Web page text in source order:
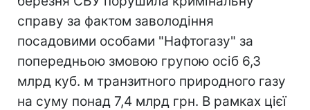
справу за фактом заволодіння
посадовими особами "Нафтогазу" за
попередньою змовою групою осіб 6,3
млрд куб. м транзитного природного газу
на суму понад 7,4 млрд грн. В рамках цієї